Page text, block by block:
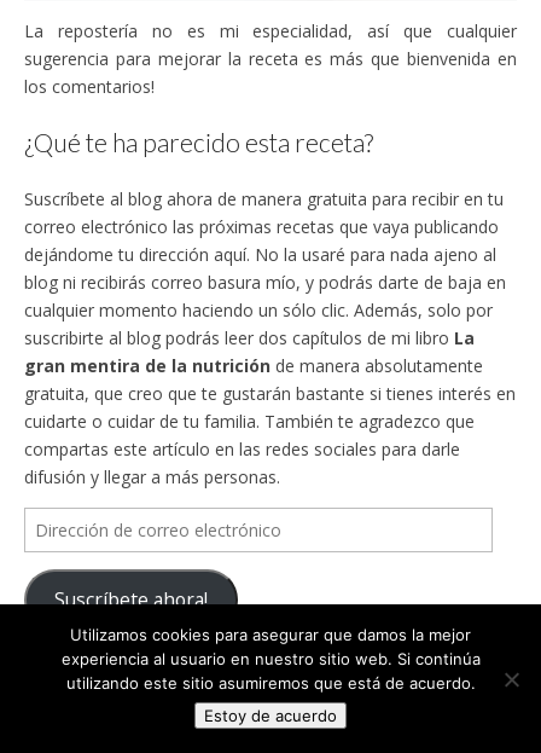
La repostería no es mi especialidad, así que cualquier
sugerencia para mejorar la receta es más que bienvenida en
los comentarios!
¿Qué te ha parecido esta receta?
Suscríbete al blog ahora de manera gratuita para recibir en tu
correo electrónico las próximas recetas que vaya publicando
dejándome tu dirección aquí. No la usaré para nada ajeno al
blog ni recibirás correo basura mío, y podrás darte de baja en
cualquier momento haciendo un sólo clic. Además, solo por
suscribirte al blog podrás leer dos capítulos de mi libro La
gran mentira de la nutrición de manera absolutamente
gratuita, que creo que te gustarán bastante si tienes interés en
cuidarte o cuidar de tu familia. También te agradezco que
compartas este artículo en las redes sociales para darle
difusión y llegar a más personas.
Dirección
de
correo
electrónico
Suscríbete ahora!
Comparte este artículo de Adelgazar sin Milagros
Utilizamos cookies para asegurar que damos la mejor
experiencia al usuario en nuestro sitio web. Si continúa
utilizando este sitio asumiremos que está de acuerdo.
Estoy de acuerdo